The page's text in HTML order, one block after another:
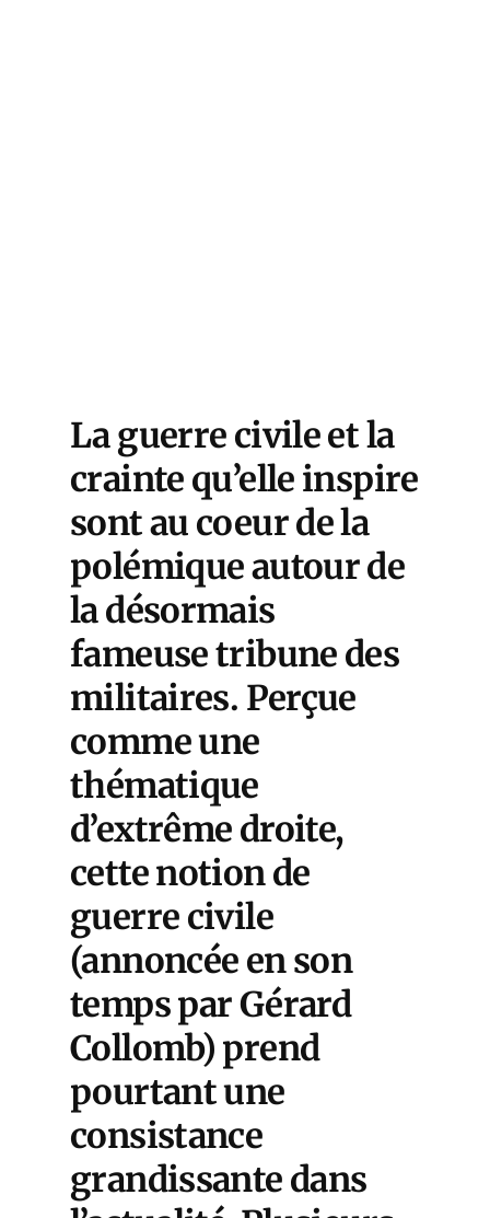
La guerre civile et la
crainte qu’elle inspire
sont au coeur de la
polémique autour de
la désormais
fameuse tribune des
militaires. Perçue
comme une
thématique
d’extrême droite,
cette notion de
guerre civile
(annoncée en son
temps par Gérard
Collomb) prend
pourtant une
consistance
grandissante dans